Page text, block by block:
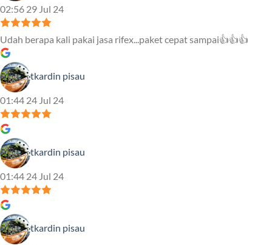
02:56 29 Jul 24
Udah berapa kali pakai jasa rifex...paket cepat sampai👍👍👍
tkardin pisau
01:44 24 Jul 24
tkardin pisau
01:44 24 Jul 24
tkardin pisau